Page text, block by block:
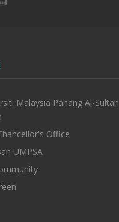
Malaysia Pahang Al-Sultan
Office
UMPSA